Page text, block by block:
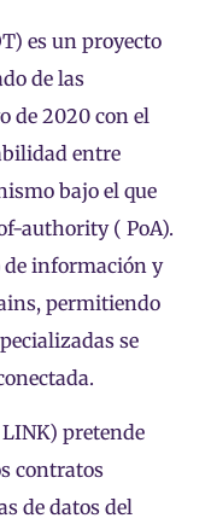
es un proyecto
de las
de 2020 con el
entre
bajo el que
authority ( PoA).
información y
permitiendo
se
pretende
contratos
de datos del